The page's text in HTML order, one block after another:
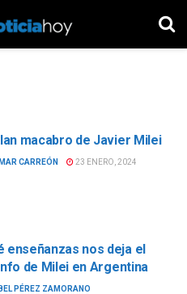
macabro de Javier Milei
CARREÓN 23 ENERO, 2024
enseñanzas nos deja el
de Milei en Argentina
PÉREZ ZAMORANO